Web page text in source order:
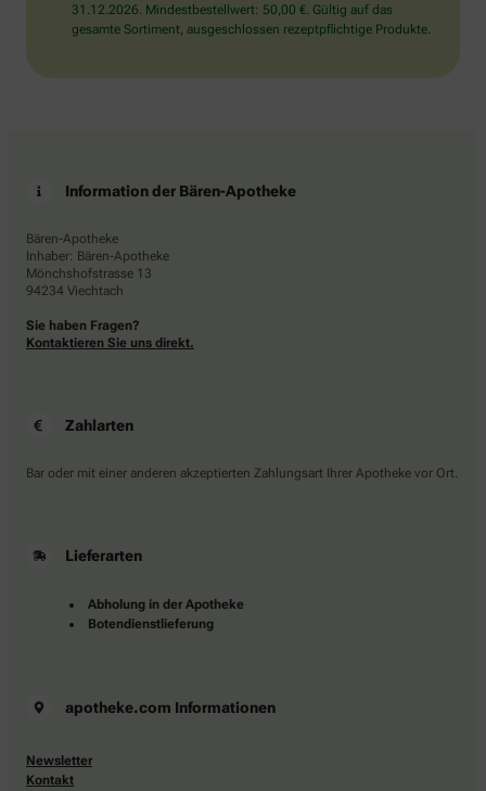
31.12.2026. Mindestbestellwert: 50,00 €. Gültig auf das
gesamte Sortiment, ausgeschlossen rezeptpflichtige Produkte.
Information der Bären-Apotheke
Bären-Apotheke
Inhaber: Bären-Apotheke
Mönchshofstrasse 13
94234 Viechtach
Sie haben Fragen?
Kontaktieren Sie uns direkt.
Zahlarten
Bar oder mit einer anderen akzeptierten Zahlungsart Ihrer Apotheke vor Ort.
Lieferarten
Abholung in der Apotheke
Botendienstlieferung
apotheke.com Informationen
Newsletter
Kontakt